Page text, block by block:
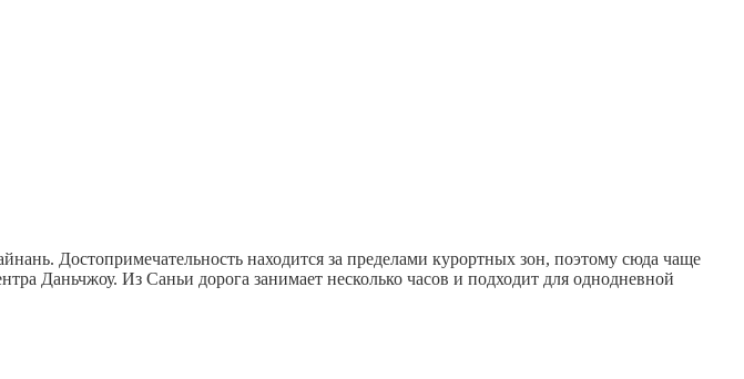
Достопримечательность находится за пределами курортных зон, поэтому сюда чаще
Даньчжоу. Из Саньи дорога занимает несколько часов и подходит для однодневной